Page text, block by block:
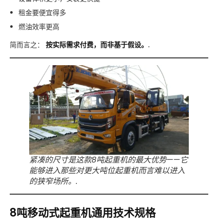
租金要便宜得多
燃油效率更高
简而言之： 按实际需求付费，而非基于假设。.
紧凑的尺寸是这款8吨起重机的最大优势——它
能够进入那些对更大吨位起重机而言难以进入
的狭窄场所。.
8吨移动式起重机通用技术规格